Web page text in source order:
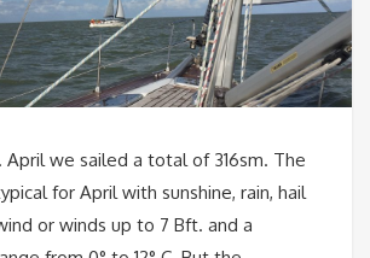
April we sailed a total of 316sm. The
for April with sunshine, rain, hail
or winds up to 7 Bft. and a